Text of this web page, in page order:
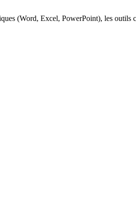
(Word, Excel, PowerPoint), les outils